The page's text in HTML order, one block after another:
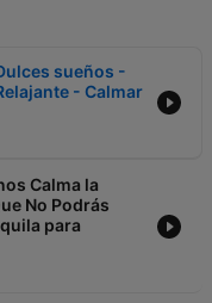
sueños -
- Calmar
Calma la
No Podrás
para